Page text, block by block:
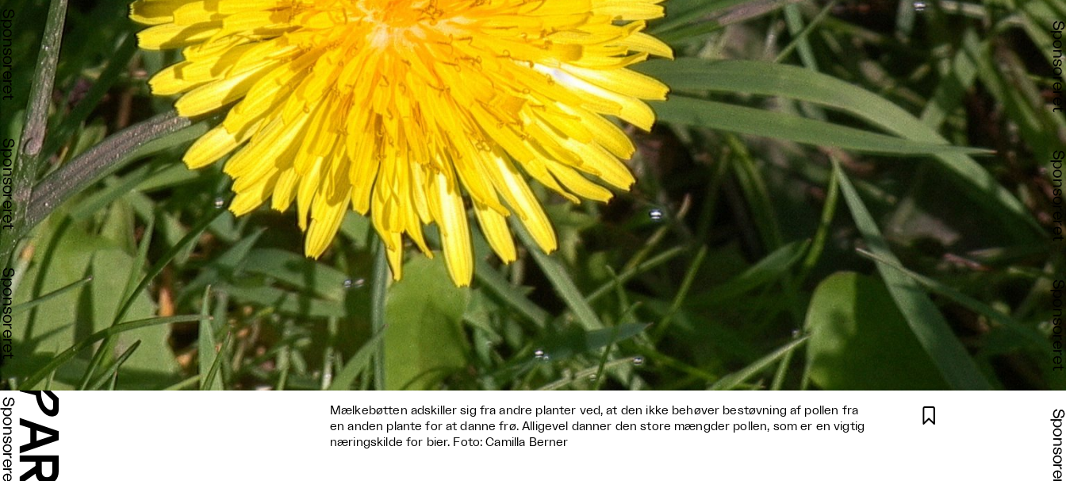
Mælkebøtten adskiller sig fra andre planter ved, at den ikke behøver bestøvning af pollen fra
en anden plante for at danne frø. Alligevel danner den store mængder pollen, som er en vigtig
næringskilde for bier. Foto: Camilla Berner
